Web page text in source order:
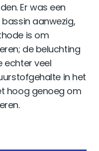
Er was een
aanwezig,
is om
de beluchting
echter veel
in het
hoog genoeg om